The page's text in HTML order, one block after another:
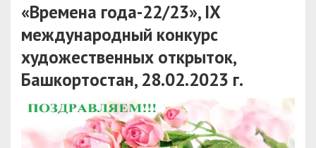
«Времена года-22/23», IX
международный конкурс
художественных открыток,
Башкортостан, 28.02.2023 г.